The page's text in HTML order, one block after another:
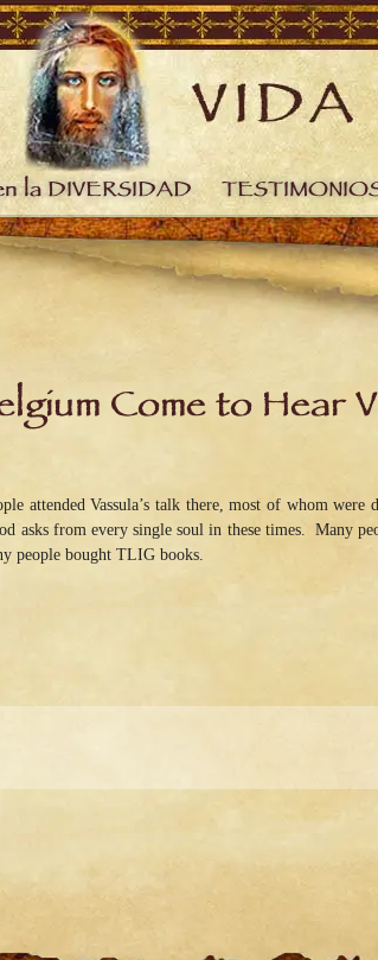
la DIVERSIDAD
Come to Hear
attended Vassula’s talk there, most of whom were
asks from every single soul in these times. Many
people bought TLIG books.